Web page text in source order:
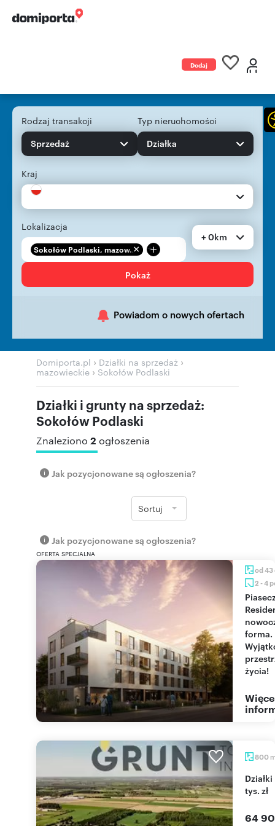
Dodaj
Rodzaj transakcji
Sprzedaż
Typ nieruchomości
Działka
Kraj
Lokalizacja
Sokołów Podlaski, mazow... +
+ 0km
Pokaż
Powiadom o nowych ofertach
Domiporta.pl › Działki na sprzedaż ›
mazowieckie › Sokołów Podlaski
Działki i grunty na sprzedaż:
Sokołów Podlaski
Znaleziono 2 ogłoszenia
Jak pozycjonowane są ogłoszenia?
Sortuj
Jak pozycjonowane są ogłoszenia?
OFERTA SPECJALNA
od 43
2 - 4
Piaseczno
forma.
życia!
800
Działki pod lasem w Sokołowie Podlaskim od 65
tys. zł
64